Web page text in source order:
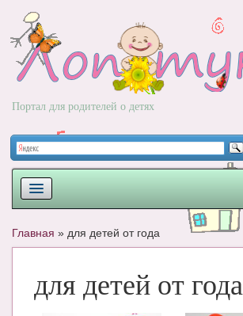
Портал для родителей о детях
НОВОРОЖДЕННЫЙ
Главная » для детей от года
для детей от года